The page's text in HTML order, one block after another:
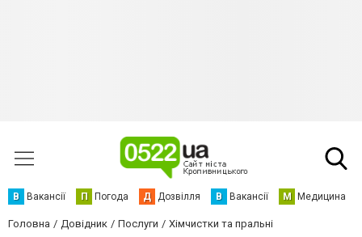
В Вакансії П Погода Д Дозвілля В Вакансії М Медицина
Головна Довідник Послуги Хімчистки та пральні